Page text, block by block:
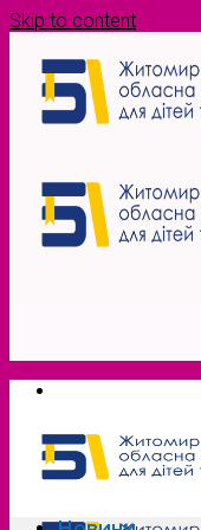
Skip to content